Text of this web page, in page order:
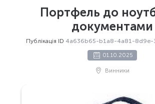
Портфель до
документами
Публікація ID 4a636b65-b1a8-4a81-8d9e-
01.10.2025
Винники